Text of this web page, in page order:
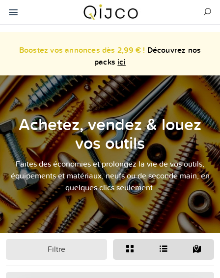
Boostez vos annonces dès 2,99 € ! Découvrez nos
packs ici
Achetez, vendez & louez
vos outils
Faites des économies et prolongez la vie de vos outils,
équipements et matériaux, neufs ou de seconde main, en
quelques clics seulement.
Filtre